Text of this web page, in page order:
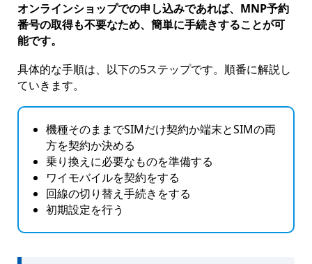
オンラインショップでの申し込みであれば、MNP予約
番号の取得も不要なため、簡単に手続きすることが可
能です。
具体的な手順は、以下の5ステップです。順番に解説し
ていきます。
機種そのままでSIMだけ契約か端末とSIMの両
方を契約か決める
乗り換えに必要なものを準備する
ワイモバイルを契約をする
回線の切り替え手続きをする
初期設定を行う